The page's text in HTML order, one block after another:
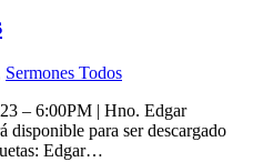
Sermones Todos
– 6:00PM | Hno. Edgar
disponible para ser descargado
Edgar…